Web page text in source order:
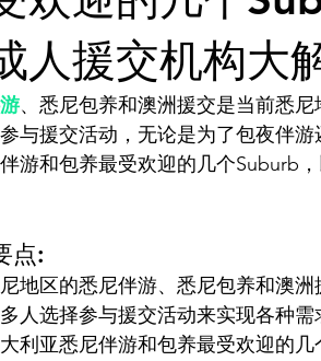
人援交机构大
、悉尼包养和澳洲援交是当前悉
与援交活动，无论是为了包夜伴
游和包养最受欢迎的几个Suburb
点:
地区的悉尼伴游、悉尼包养和澳
人选择参与援交活动来实现各种需
利亚悉尼伴游和包养最受欢迎的